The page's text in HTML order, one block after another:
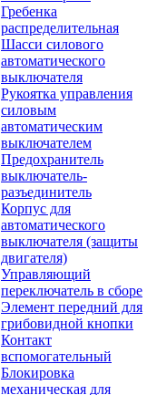
Гребенка
распределительная
Шасси силового
автоматического
выключателя
Рукоятка управления
силовым
автоматическим
выключателем
Предохранитель
выключатель-
разъединитель
Корпус для
автоматического
выключателя (защиты
двигателя)
Управляющий
переключатель в сборе
Элемент передний для
грибовидной кнопки
Контакт
вспомогательный
Блокировка
механическая для